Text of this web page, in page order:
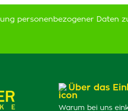
personenbezogener Daten
Über das
Warum bei uns